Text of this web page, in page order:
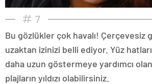
7
Bu gözlükler çok havalı! Çerçevesiz
uzaktan izinizi belli ediyor. Yüz
daha uzun göstermeye yardımcı
plajların yıldızı olabilirsiniz.